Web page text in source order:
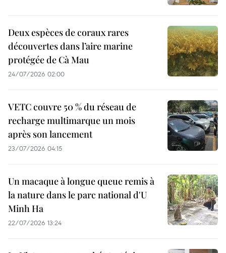
Deux espèces de coraux rares
découvertes dans l’aire marine
protégée de Cà Mau
24/07/2026 02:00
VETC couvre 50 % du réseau de
recharge multimarque un mois
après son lancement
23/07/2026 04:15
Un macaque à longue queue remis à
la nature dans le parc national d'U
Minh Ha
22/07/2026 13:24